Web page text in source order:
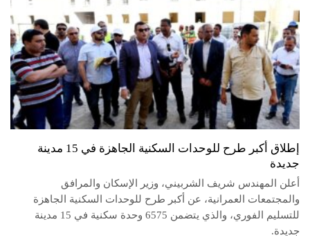
إطلاق أكبر طرح للوحدات السكنية الجاهزة في 15 مدينة
جديدة
أعلن المهندس شريف الشربيني، وزير الإسكان والمرافق
والمجتمعات العمرانية، عن أكبر طرح للوحدات السكنية الجاهزة
للتسليم الفوري، والذي يتضمن 6575 وحدة سكنية في 15 مدينة
جديدة.